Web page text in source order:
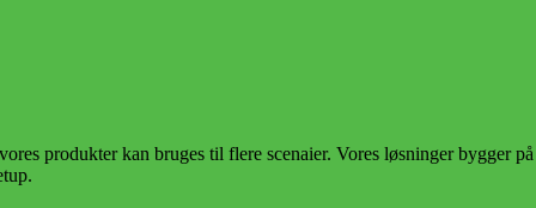
produkter kan bruges til flere scenaier. Vores løsninger bygger på